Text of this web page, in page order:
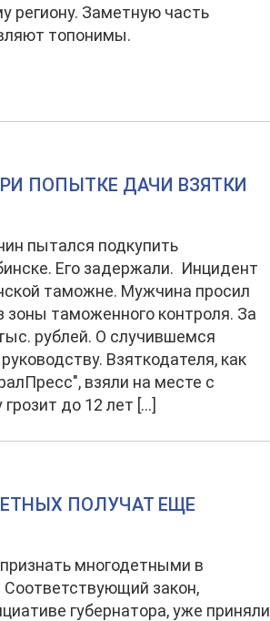
региону. Заметную часть
топонимы.
ПОПЫТКЕ ДАЧИ ВЗЯТКИ
пытался подкупить
Его задержали. Инцидент
таможне. Мужчина просил
зоны таможенного контроля. За
рублей. О случившемся
Взяткодателя, как
взяли на месте с
до 12 лет […]
ПОЛУЧАТ ЕЩЕ
многодетными в
Соответствующий закон,
губернатора, уже приняли